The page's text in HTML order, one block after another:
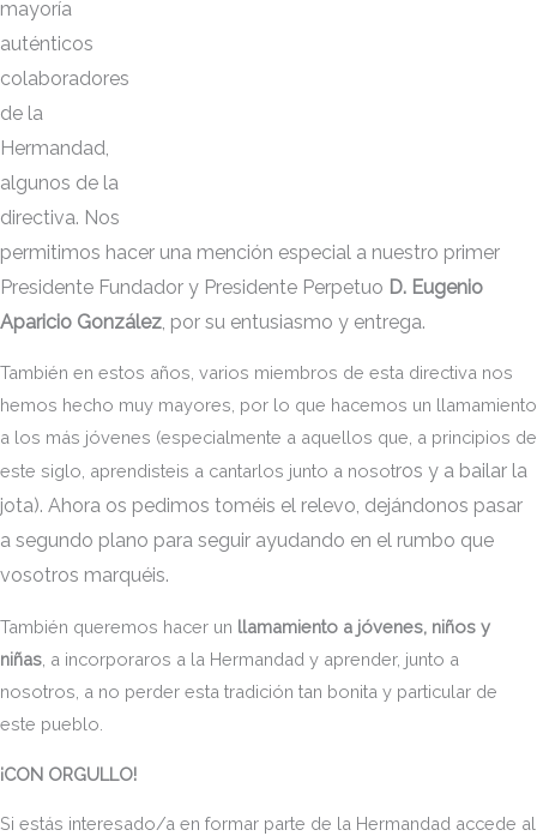
mayoría
auténticos
colaboradores
de la
Hermandad,
algunos de la
directiva. Nos
permitimos hacer una mención especial a nuestro primer
Presidente Fundador y Presidente Perpetuo D. Eugenio
Aparicio González , por su entusiasmo y entrega.
También en estos años, varios miembros de esta directiva nos
hemos hecho muy mayores, por lo que hacemos un llamamiento
a los más jóvenes (especialmente a aquellos que, a principios de
este siglo, aprendisteis a cantarlos junto a nosotros y a bailar la
jota). Ahora os pedimos toméis el relevo, dejándonos pasar
a segundo plano para seguir ayudando en el rumbo que
vosotros marquéis.
También queremos hacer un llamamiento a jóvenes, niños y
niñas , a incorporaros a la Hermandad y aprender, junto a
nosotros, a no perder esta tradición tan bonita y particular de
este pueblo.
¡CON ORGULLO!
Si estás interesado/a en formar parte de la Hermandad accede al